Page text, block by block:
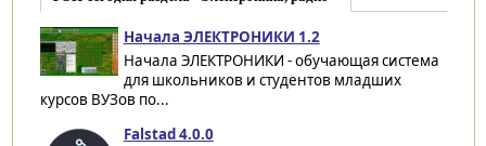
Начала ЭЛЕКТРОНИКИ 1.2
Начала ЭЛЕКТРОНИКИ - обучающая система
для школьников и студентов младших
курсов ВУЗов по...
Falstad 4.0.0